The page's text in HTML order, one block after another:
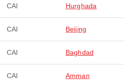
CAI Hurghada
CAI Beijing
CAI Baghdad
CAI Amman